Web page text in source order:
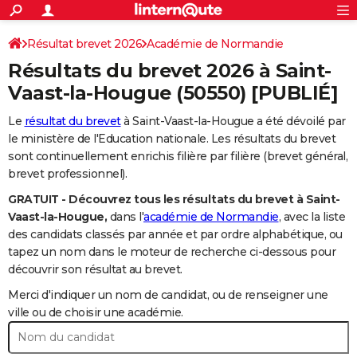
ACTUALITÉS
Politique
Société
Faits Divers
Education
Monde
Villes
+
SPORT
Coupe du monde 2026
Football
Tennis
Cyclisme
Rugby
Forum
FINANCE
Retraite
Impôts
Epargne
Immobilier
Risques naturels par ville
Banque
Assurance
Crédit
Essais
Réserver un essai
Citadines
Berlines
SUV
Forum auto
+
HIGH-TECH
Mobiles
Meilleur smartphone
Internet
Ordinateurs
Jeux vidéo
Guide high-tech
BRICOLAGE
Forum
Aménagement intérieur
Extérieur
Cuisine
Salle de bains
Jardinage
Rangement
+
Guides de France
Escapades
Patrimoine
Expositions
Musées
Week-end nature
+
Art de vivre
Bien-être
Loisirs
Mode
Modes de vie
+ SANTE
Alimentation
Guide de la santé
Maladies
Médicaments
Sommeil
VOYAGE
Rechercher
S'inscrire
Connexion
Résultat brevet 2026 Académie de Normandie
Résultats du brevet 2026 à Saint-
Vaast-la-Hougue(50550) [PUBLIÉ]
Le résultat du brevetà Saint-Vaast-la-Hougue a été dévoilé par
le ministère de l'Education nationale. Les résultats du brevet
sont continuellement enrichis filière par filière (brevet général,
brevet professionnel).
GRATUIT - Découvrez tous les résultats du brevet à Saint-
Vaast-la-Hougue, dans l'académie de Normandie, avec la liste
des candidats classés par année et par ordre alphabétique, ou
tapez un nom dans le moteur de recherche ci-dessous pour
découvrir son résultat au brevet.
Merci d'indiquer un nom de candidat, ou de renseigner une
ville ou de choisir une académie.